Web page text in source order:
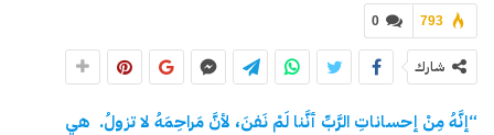
0 793
شارك
“إنَّهُ مِنْ إحساناتِ الرَّبِّ أنَّنا لَمْ نَفنَ، لأنَّ مَراحِمَهُ لا تزولُ. هي